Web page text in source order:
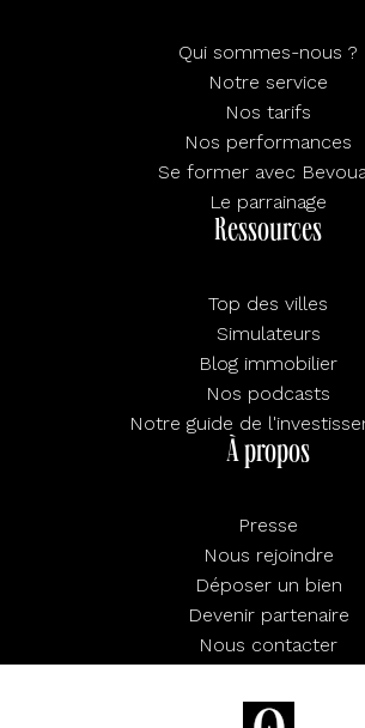
Qui sommes-nous ?
Notre service
Nos tarifs
Nos performances
Se former avec
Le parrainage
Ressources
Top des villes
Simulateurs
Blog immobilier
Nos podcasts
Notre guide de
À propos
Presse
Nous rejoindre
Déposer un bien
Devenir partenaire
Nous contacter